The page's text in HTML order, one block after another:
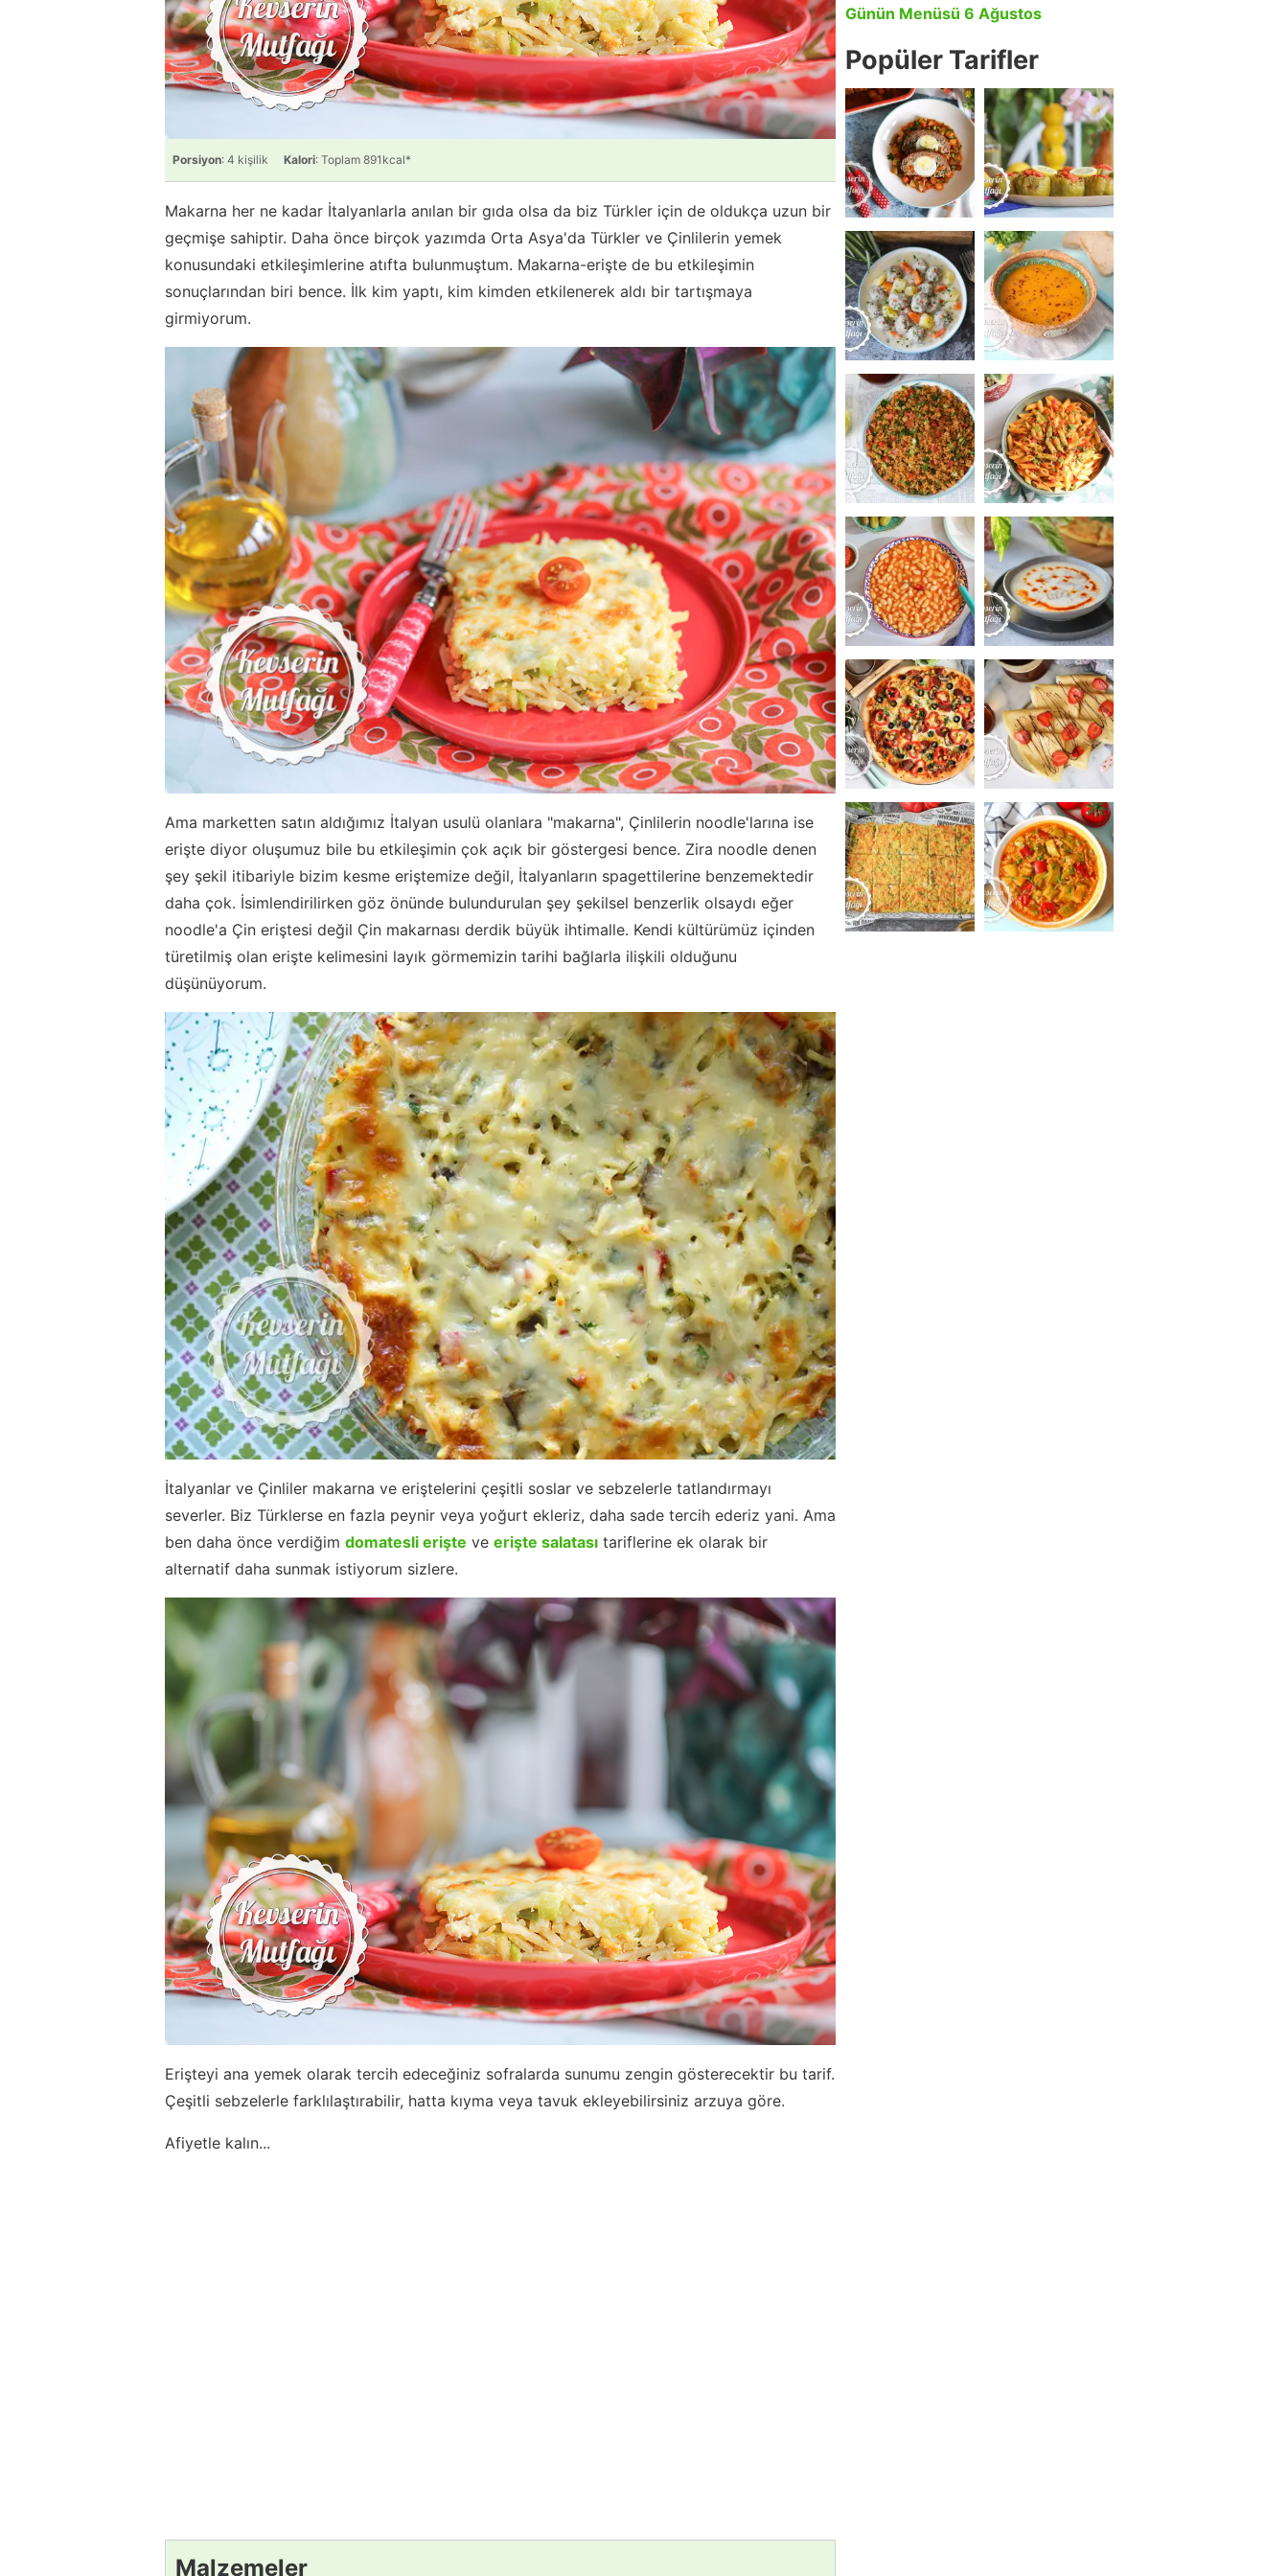
Porsiyon: 4 kişilik Kalori: Toplam 891kcal*
Makarna her ne kadar İtalyanlarla anılan bir gıda olsa da biz Türkler için de oldukça uzun bir
geçmişe sahiptir. Daha önce birçok yazımda Orta Asya'da Türkler ve Çinlilerin yemek
konusundaki etkileşimlerine atıfta bulunmuştum. Makarna-erişte de bu etkileşimin
sonuçlarından biri bence. İlk kim yaptı, kim kimden etkilenerek aldı bir tartışmaya
girmiyorum.
Ama marketten satın aldığımız İtalyan usulü olanlara "makarna", Çinlilerin noodle'larına ise
erişte diyor oluşumuz bile bu etkileşimin çok açık bir göstergesi bence. Zira noodle denen
şey şekil itibariyle bizim kesme eriştemize değil, İtalyanların spagettilerine benzemektedir
daha çok. İsimlendirilirken göz önünde bulundurulan şey şekilsel benzerlik olsaydı eğer
noodle'a Çin eriştesi değil Çin makarnası derdik büyük ihtimalle. Kendi kültürümüz içinden
türetilmiş olan erişte kelimesini layık görmemizin tarihi bağlarla ilişkili olduğunu
düşünüyorum.
İtalyanlar ve Çinliler makarna ve eriştelerini çeşitli soslar ve sebzelerle tatlandırmayı
severler. Biz Türklerse en fazla peynir veya yoğurt ekleriz, daha sade tercih ederiz yani. Ama
ben daha önce verdiğim domatesli erişte ve erişte salatası tariflerine ek olarak bir
alternatif daha sunmak istiyorum sizlere.
Erişteyi ana yemek olarak tercih edeceğiniz sofralarda sunumu zengin gösterecektir bu tarif.
Çeşitli sebzelerle farklılaştırabilir, hatta kıyma veya tavuk ekleyebilirsiniz arzuya göre.
Afiyetle kalın...
Malzemeler
Günün Menüsü 6 Ağustos
Popüler Tarifler